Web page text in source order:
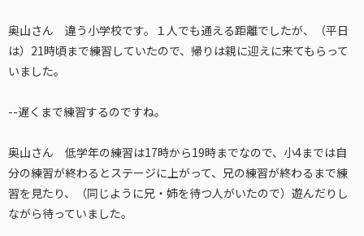
奥山さん 違う小学校です。１人でも通える距離でしたが、（平日
は）21時頃まで練習していたので、帰りは親に迎えに来てもらって
いました。
--遅くまで練習するのですね。
奥山さん 低学年の練習は17時から19時までなので、小4までは自
分の練習が終わるとステージに上がって、兄の練習が終わるまで練
習を見たり、（同じように兄・姉を待つ人がいたので）遊んだりし
ながら待っていました。